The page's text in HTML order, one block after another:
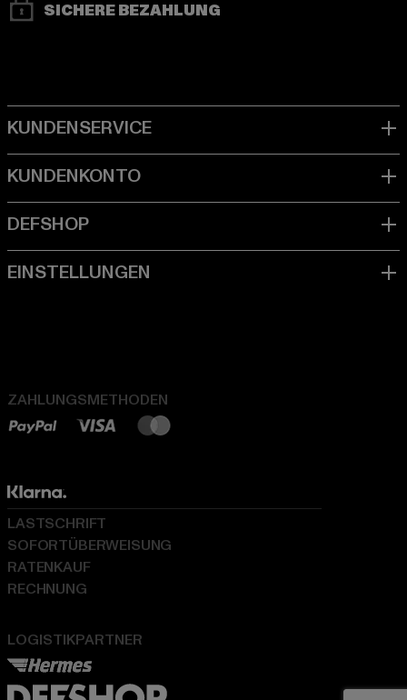
SICHERE BEZAHLUNG
ZAHLUNGSMETHODEN
LOGISTIKPARTNER
LASTSCHRIFT
SOFORTÜBERWEISUNG
RATENKAUF
RECHNUNG